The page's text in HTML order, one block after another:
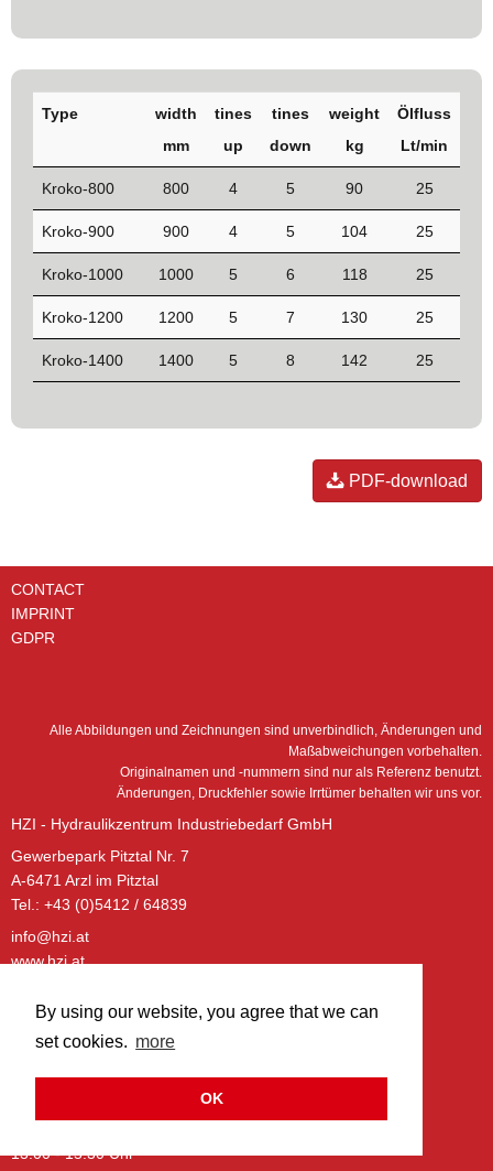
By using our website, you agree that we can
set cookies. more
OK
Type
width
mm
tines
up
tines
down
weight
kg
Ölfluss
Lt/min
Kroko-800 800 4 5 90 25
Kroko-900 900 4 5 104 25
Kroko-1000 1000 5 6 118 25
Kroko-1200 1200 5 7 130 25
Kroko-1400 1400 5 8 142 25
PDF-download
CONTACT
IMPRINT
GDPR
Alle Abbildungen und Zeichnungen sind unverbindlich, Änderungen und
Maßabweichungen vorbehalten.
Originalnamen und -nummern sind nur als Referenz benutzt.
Änderungen, Druckfehler sowie Irrtümer behalten wir uns vor.
HZI - Hydraulikzentrum Industriebedarf GmbH
Gewerbepark Pitztal Nr. 7
A-6471 Arzl im Pitztal
Tel.: +43 (0)5412 / 64839
info@hzi.at
www.hzi.at
Montag - Donnerstag:
08:00 - 12:00 Uhr
13:00 - 15:30 Uhr